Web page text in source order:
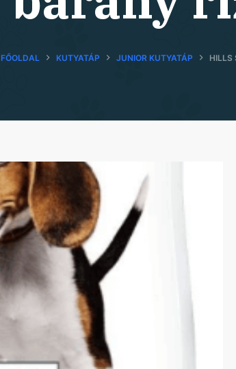
FŐOLDAL KUTYATÁP JUNIOR KUTYATÁP HILLS